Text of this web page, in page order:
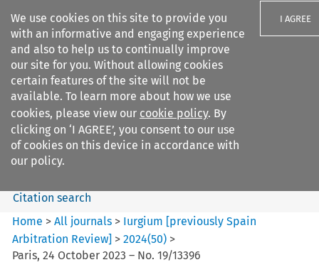
We use cookies on this site to provide you
with an informative and engaging experience
and also to help us to continually improve
our site for you. Without allowing cookies
certain features of the site will not be
available. To learn more about how we use
cookies, please view our cookie policy. By
clicking on ‘I AGREE’, you consent to our use
of cookies on this device in accordance with
our policy.
I AGREE
Search filters
Iurgium %5Bpreviously Spain
Arbitration ...
Search content
Citation search
Home >All journals > Iurgium [previously Spain
Arbitration Review] >2024(50) >
Paris, 24 October 2023 – No. 19/13396